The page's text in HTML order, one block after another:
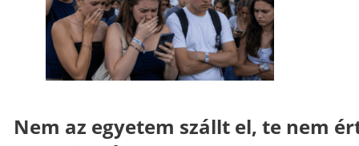
Nem az egyetem szállt el, te nem